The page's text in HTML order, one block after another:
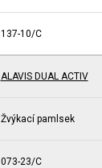
137-10/C
ALAVIS DUAL ACTIV
Žvýkací pamlsek
073-23/C